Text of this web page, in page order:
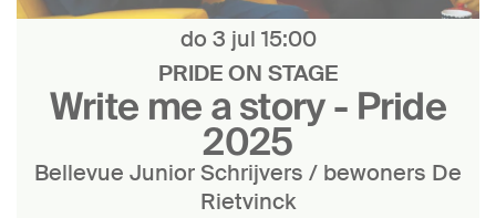
Write me a story - Pride
2025
Bellevue Junior Schrijvers / bewoners De
Rietvinck
PRIDE ON STAGE
do 3 jul 15:00